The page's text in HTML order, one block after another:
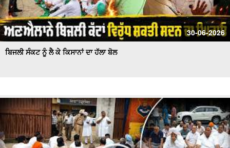
30-06-2026
ਬਿਜਲੀ ਸੰਕਟ ਨੂੰ ਲੈ ਕੇ ਕਿਸਾਨਾਂ ਦਾ ਹੱਲਾ ਬੋਲ